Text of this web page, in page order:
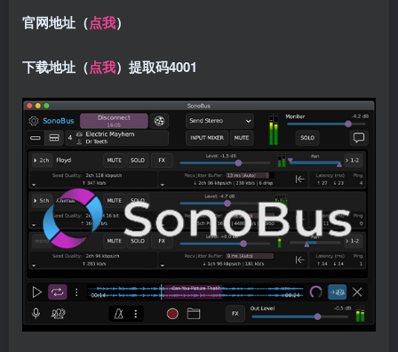
官网地址（点我）
下载地址（点我）提取码4001